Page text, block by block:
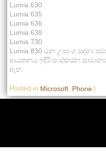
Lumia 630
Lumia 635
Lumia 636
Lumia 638
Lumia 730
Lumia 830 යන උපාංග
ආයතනය ඉදිරි සංස්කරන
ඇත.
Posted in Microsoft Phone |